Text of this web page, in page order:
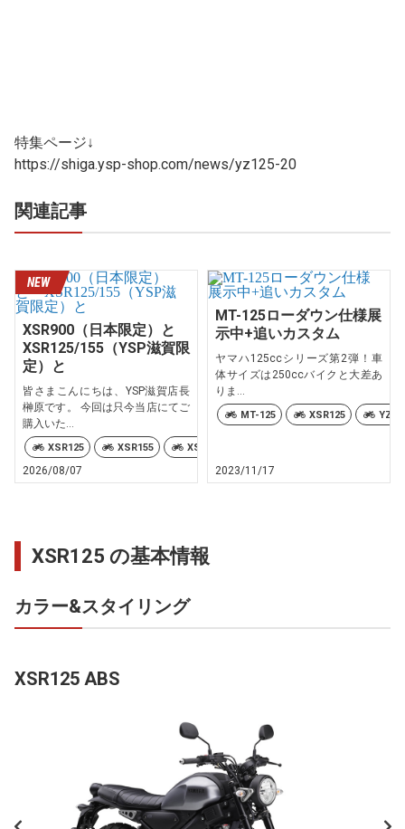
特集ページ↓
https://shiga.ysp-shop.com/news/yz125-20
関連記事
XSR900（日本限定）と
XSR125/155（YSP滋賀限
定）と
皆さまこんにちは、YSP滋賀店長
榊原です。 今回は只今当店にてご
購入いた...
XSR125 XSR155 XSR900
2026/08/07
MT-125ローダウン仕様展
示中+追いカスタム
ヤマハ125ccシリーズ第2弾！車
体サイズは250ccバイクと大差あ
りま...
MT-125 XSR125 YZF-
2023/11/17
XSR125 の基本情報
カラー&スタイリング
XSR125 ABS